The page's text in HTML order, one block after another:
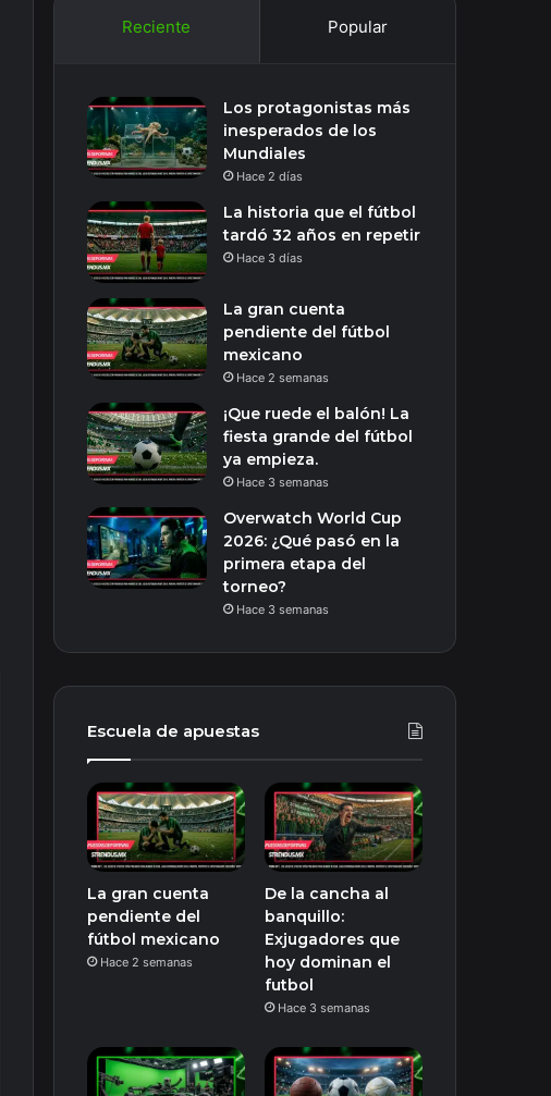
Reciente Popular
Los protagonistas más
inesperados de los
Mundiales
Hace 2 días
La historia que el fútbol
tardó 32 años en repetir
Hace 3 días
La gran cuenta
pendiente del fútbol
mexicano
Hace 2 semanas
¡Que ruede el balón! La
fiesta grande del fútbol
ya empieza.
Hace 3 semanas
Overwatch World Cup
2026: ¿Qué pasó en la
primera etapa del
torneo?
Hace 3 semanas
Escuela de apuestas
La gran cuenta
pendiente del
fútbol mexicano
Hace 2 semanas
De la cancha al
banquillo:
Exjugadores que
hoy dominan el
futbol
Hace 3 semanas